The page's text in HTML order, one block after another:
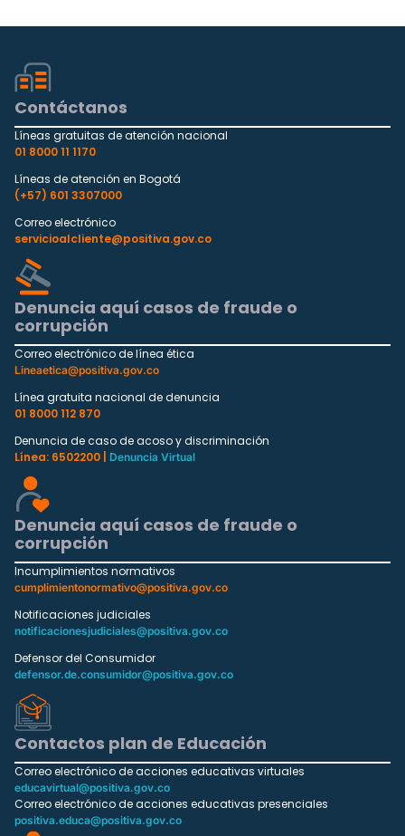
Contáctanos
Líneas gratuitas de atención nacional
01 8000 11 1170
Líneas de atención en Bogotá
(+57) 601 3307000
Correo electrónico
servicioalcliente@positiva.gov.co
Denuncia aquí casos de fraude o
corrupción
Correo electrónico de línea ética
Lineaetica@positiva.gov.co
Línea gratuita nacional de denuncia
01 8000 112 870
Denuncia de caso de acoso y discriminación
Línea: 6502200 |
Denuncia Virtual
Denuncia aquí casos de fraude o
corrupción
Incumplimientos normativos
cumplimientonormativo@positiva.gov.co
Notificaciones judiciales
notificacionesjudiciales@positiva.gov.co
Defensor del Consumidor
defensor.de.consumidor@positiva.gov.co
Contactos plan de Educación
Correo electrónico de acciones educativas virtuales
educavirtual@positiva.gov.co
Correo electrónico de acciones educativas presenciales
positiva.educa@positiva.gov.co